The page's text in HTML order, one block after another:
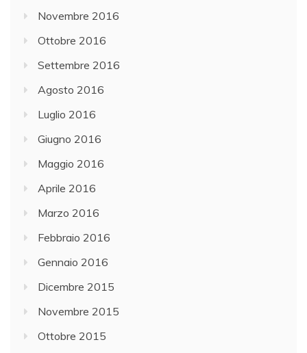
Novembre 2016
Ottobre 2016
Settembre 2016
Agosto 2016
Luglio 2016
Giugno 2016
Maggio 2016
Aprile 2016
Marzo 2016
Febbraio 2016
Gennaio 2016
Dicembre 2015
Novembre 2015
Ottobre 2015